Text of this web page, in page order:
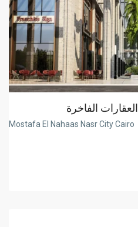
العقارات الفاخرة
Mostafa El Nahaas Nasr City Cairo